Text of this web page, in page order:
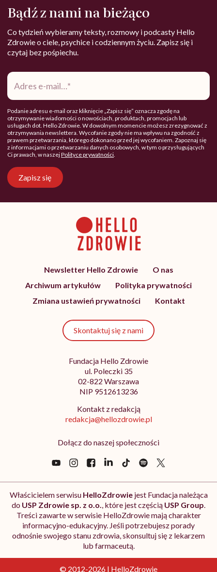
Bądź z nami na bieżąco
Co tydzień wybieramy teksty, rozmowy i podcasty Hello
Zdrowie o ciele, psychice i codziennym życiu. Zapisz się i
czytaj bez pośpiechu.
Adres
mail*
Podanie adresu e-mail oraz kliknięcie „Zapisz się” oznacza zgodę na
otrzymywanie wiadomości o nowościach, produktach, promocjach lub
usługach dot. Hello Zdrowie. W dowolnym momencie możesz zrezygnować z
otrzymywania newslettera. Wycofanie zgody nie ma wpływu na zgodność z
prawem przetwarzania, którego dokonano przed jej wycofaniem. Zapoznaj się
z informacjami o przetwarzaniu danych osobowych, w tym o przysługujących
Ci prawach, w naszejPolityce prywatności.
Zapisz się
Newsletter Hello Zdrowie
O nas
Archiwum artykułów
Polityka prywatności
Zmiana ustawień prywatności
Kontakt
Skontaktuj się z nami
Fundacja Hello Zdrowie
ul. Poleczki 35
02-822 Warszawa
NIP 9512613236
Kontakt z redakcją
redakcja@hellozdrowie.pl
Dołącz do naszej społeczności
Właścicielem serwisu HelloZdrowiejest Fundacja należąca
do USP Zdrowie sp. z o.o., które jest częścią USP Group.
Treści zawarte w serwisie HelloZdrowie mają charakter
informacyjno-edukacyjny. Jeśli potrzebujesz porady
odnośnie swojego stanu zdrowia, skonsultuj się z lekarzem
lub farmaceutą.
© 2012-2026 | HelloZdrowie